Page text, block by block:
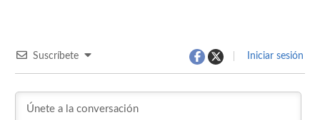
Suscríbete Iniciar sesión